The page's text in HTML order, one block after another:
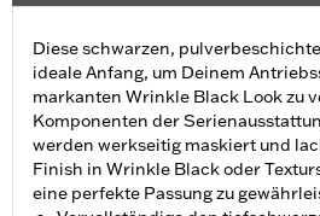
Diese schwarzen,
ideale Anfang, um Deinem
markanten Wrinkle Black Look zu
Komponenten der
werden werkseitig maskiert und
Finish in Wrinkle Black oder
eine perfekte Passung zu